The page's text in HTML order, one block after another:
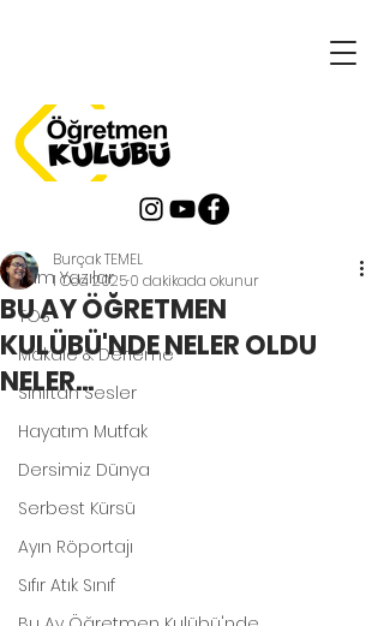
Tüm Yazılar
TOS
Makale & Derleme
Sınıftan Sesler
Hayatım Mutfak
Dersimiz Dünya
Serbest Kürsü
Ayın Röportajı
Sıfır Atık Sınıf
BU AY ÖĞRETMEN
KULÜBÜ'NDE NELER OLDU
NELER...
Burçak TEMEL
1 Oca 20250 dakikada okunur